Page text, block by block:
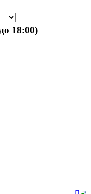
18:00)